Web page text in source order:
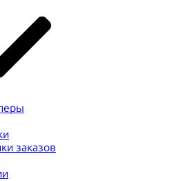
заказов